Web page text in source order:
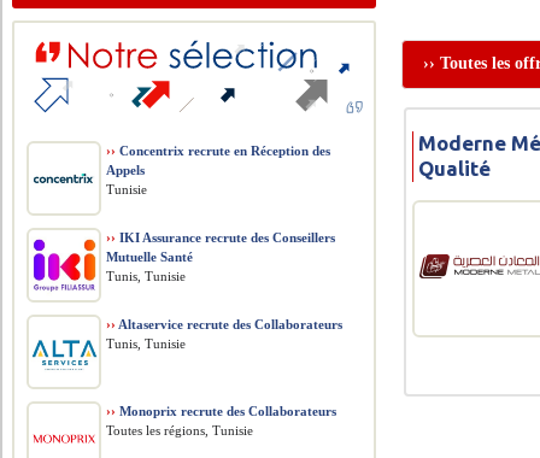
›› Toutes les
Moderne
Qualité
›› Concentrix recrute en Réception des
Appels
Tunisie
›› IKI Assurance recrute des Conseillers
Mutuelle Santé
Tunis, Tunisie
›› Altaservice recrute des Collaborateurs
Tunis, Tunisie
›› Monoprix recrute des Collaborateurs
Toutes les régions, Tunisie